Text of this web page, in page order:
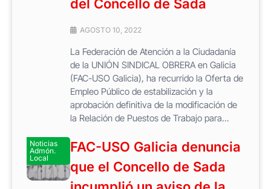
del Concello de Sada
AGOSTO 10, 2022
La Federación de Atención a la Ciudadanía
de la UNIÓN SINDICAL OBRERA en Galicia
(FAC-USO Galicia), ha recurrido la Oferta de
Empleo Público de estabilización y la
aprobación definitiva de la modificación de
la Relación de Puestos de Trabajo para...
Noticias
Admón.
Local
FAC-USO Galicia denuncia
que el Concello de Sada